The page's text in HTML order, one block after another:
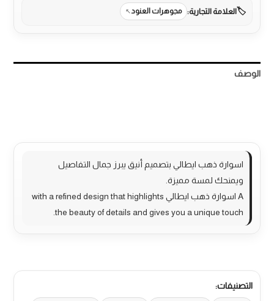
العلامة التجارية: مجوهرات العنود
الوصف
اسوارة ذهب ايطالي بتصميم أنيق يبرز جمال التفاصيل
ويمنحك لمسة مميزة.
A اسوارة ذهب ايطالي with a refined design that highlights
the beauty of details and gives you a unique touch.
التصنيفات: